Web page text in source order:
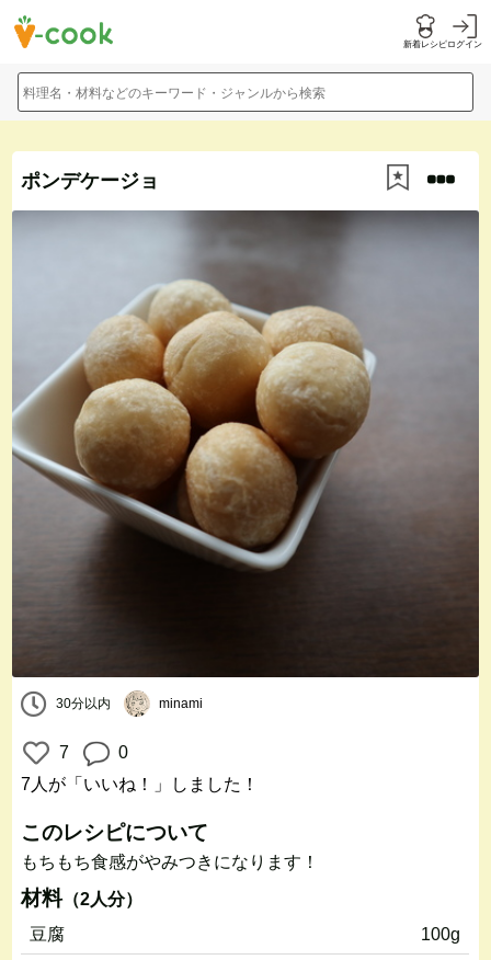
新着レシピログイン
料理名・材料などのキーワード・ジャンルから検索
ポンデケージョ
30分以内 minami
7
0
7人 が「いいね！」しました！
このレシピについて
もちもち食感がやみつきになります！
材料（2人分）
豆腐
100g